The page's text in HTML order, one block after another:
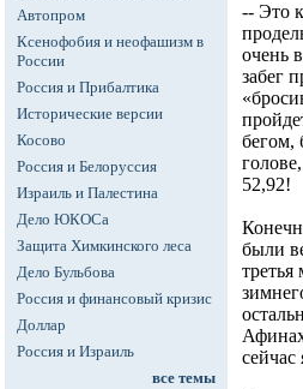
Автопром
Ксенофобия и неофашизм в
России
Россия и Прибалтика
Исторические версии
Косово
Россия и Белоруссия
Израиль и Палестина
Дело ЮКОСа
Защита Химкинского леса
Дело Бульбова
Россия и финансовый кризис
Доллар
Россия и Израиль
все темы
-- Это
очень
забег
бегом,
52,92!
были